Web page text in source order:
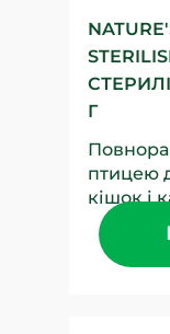
Г
птицею
кішок і
року та